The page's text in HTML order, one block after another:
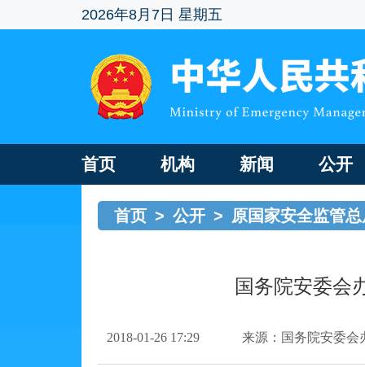
2026年8月7日 星期五
首页 机构 新闻 公开
首页 > 公开 > 原国家安全监管
国务院安委会
2018-01-26 17:29 来源：国务院安委会